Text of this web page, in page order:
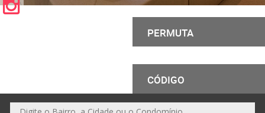
PERMUTA
CÓDIGO